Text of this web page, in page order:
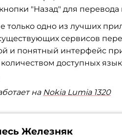
"Назад" для перевода
только одно из лучших
сервисов
и понятный интерфейс
доступных
на Nokia Lumia 1320
Железняк